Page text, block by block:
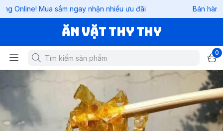
Mua sắm ngay nhận nhiều ưu đãi Bán hàng
Ăn vặt Thy Thy
0